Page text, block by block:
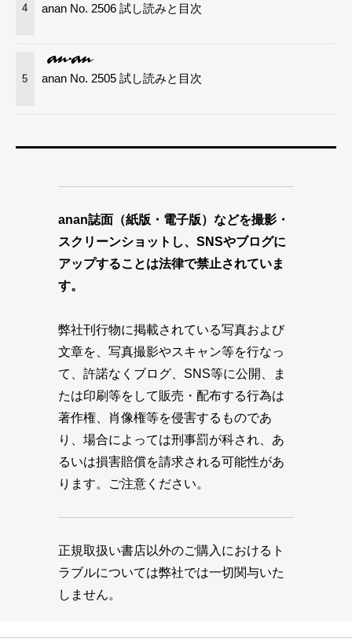
4 anan No. 2506 試し読みと目次
5 anan No. 2505 試し読みと目次
anan誌面（紙版・電子版）などを撮影・
スクリーンショットし、SNSやブログに
アップすることは法律で禁止されていま
す。
弊社刊行物に掲載されている写真および
文章を、写真撮影やスキャン等を行なっ
て、許諾なくブログ、SNS等に公開、ま
たは印刷等をして販売・配布する行為は
著作権、肖像権等を侵害するものであ
り、場合によっては刑事罰が科され、あ
るいは損害賠償を請求される可能性があ
ります。ご注意ください。
正規取扱い書店以外のご購入におけるト
ラブルについては弊社では一切関与いた
しません。